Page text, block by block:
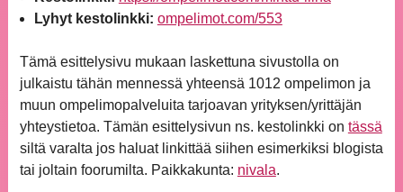
Lyhyt kestolinkki: ompelimot.com/553
Tämä esittelysivu mukaan laskettuna sivustolla on
julkaistu tähän mennessä yhteensä 1012 ompelimon ja
muun ompelimopalveluita tarjoavan yrityksen/yrittäjän
yhteystietoa. Tämän esittelysivun ns. kestolinkki on tässä
siltä varalta jos haluat linkittää siihen esimerkiksi blogista
tai joltain foorumilta. Paikkakunta: nivala.